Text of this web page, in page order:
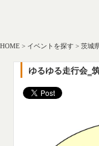
HOME > イベントを探す > 茨城
ゆるゆる走行会‗